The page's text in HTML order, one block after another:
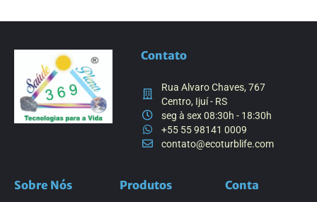
Contato
Rua Alvaro Chaves, 767
Centro, Ijuí - RS
seg à sex 08:30h - 18:30h
+55 55 98141 0009
contato@ecoturblife.com
Sobre Nós Produtos Conta